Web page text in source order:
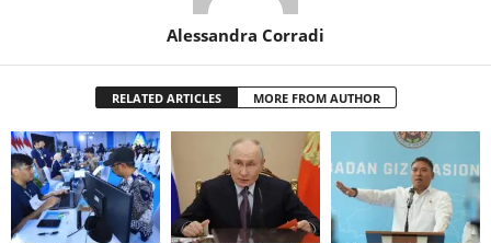
Alessandra Corradi
RELATED ARTICLES MORE FROM AUTHOR